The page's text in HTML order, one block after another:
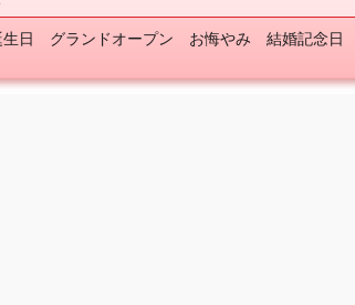
日 グランドオープン お悔やみ 結婚記念日